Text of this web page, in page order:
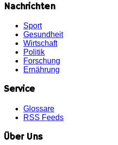
Nachrichten
Sport
Gesundheit
Wirtschaft
Politik
Forschung
Ernährung
Service
Glossare
RSS Feeds
Über Uns